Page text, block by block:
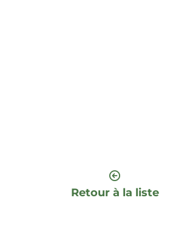
Retour à la liste